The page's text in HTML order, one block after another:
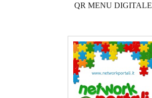
QR MENU DIGITALE